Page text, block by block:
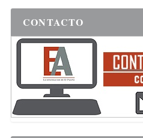
CONTACTO